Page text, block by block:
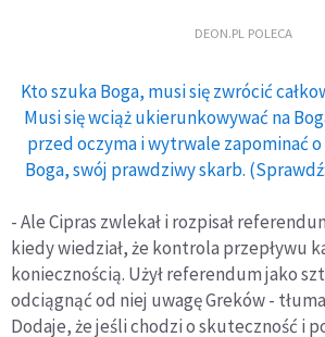
DEON.PL POLECA
Kto szuka Boga, musi się zwrócić
Musi się wciąż ukierunkowywać na
przed oczyma i wytrwale zapominać
Boga, swój prawdziwy skarb. (Sprawdź:
- Ale Cipras zwlekał i rozpisał
kiedy wiedział, że kontrola przepływu
koniecznością. Użył referendum jako
odciągnąć od niej uwagę Greków -
Dodaje, że jeśli chodzi o skuteczność i